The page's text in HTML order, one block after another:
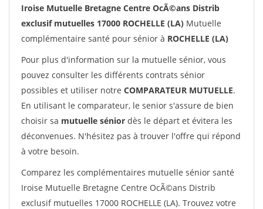
Iroise Mutuelle Bretagne Centre OcÃ©ans Distrib
exclusif mutuelles 17000 ROCHELLE (LA) Mutuelle
complémentaire santé pour sénior à ROCHELLE (LA)
Pour plus d'information sur la mutuelle sénior, vous
pouvez consulter les différents contrats sénior
possibles et utiliser notre COMPARATEUR MUTUELLE.
En utilisant le comparateur, le senior s'assure de bien
choisir sa mutuelle sénior dès le départ et évitera les
déconvenues. N'hésitez pas à trouver l'offre qui répond
à votre besoin.
Comparez les complémentaires mutuelle sénior santé
Iroise Mutuelle Bretagne Centre OcÃ©ans Distrib
exclusif mutuelles 17000 ROCHELLE (LA). Trouvez votre